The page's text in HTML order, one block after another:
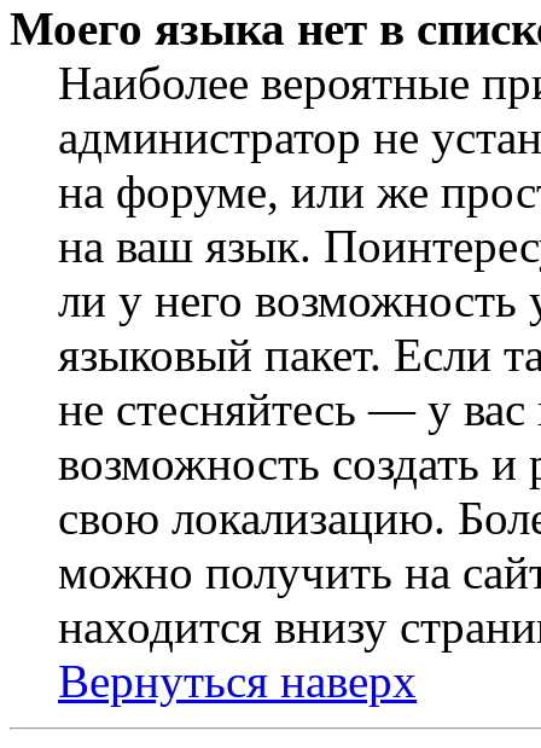
Моего языка нет в
Наиболее вероятные
администратор не
на форуме, или же
на ваш язык.
ли у него
языковый пакет. Если
не стесняйтесь — у вас
возможность создать
свою локализацию.
можно получить на
находится внизу
Вернуться наверх